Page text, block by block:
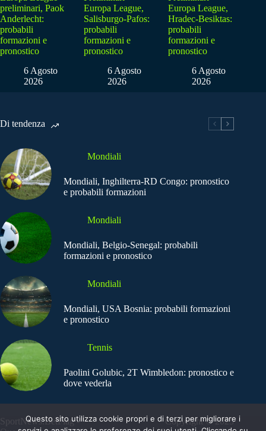
preliminari, Paok
Anderlecht:
probabili
formazioni e
pronostico
6 Agosto
2026
Europa League,
Salisburgo-Pafos:
probabili
formazioni e
pronostico
6 Agosto
2026
Europa League,
Hradec-Besiktas:
probabili
formazioni e
pronostico
6 Agosto
2026
Di tendenza
Mondiali
Mondiali, Inghilterra-RD Congo: pronostico
e probabili formazioni
Mondiali
Mondiali, Belgio-Senegal: probabili
formazioni e pronostico
Mondiali
Mondiali, USA Bosnia: probabili formazioni
e pronostico
Tennis
Paolini Golubic, 2T Wimbledon: pronostico e
dove vederla
SportNews.BetFlag -
Copyright © 2025
Questo sito utilizza cookie propri e di terzi per migliorare i